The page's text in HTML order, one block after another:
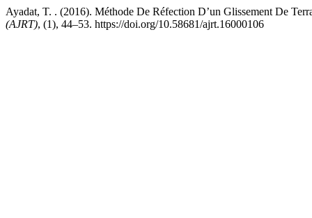
Ayadat, T. . (2016). Méthode De Réfection D’un Glissement De
(AJRT), (1), 44–53. https://doi.org/10.58681/ajrt.16000106